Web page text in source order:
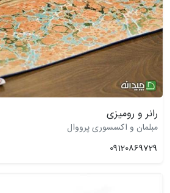
رانر و رومیزی
مبلمان و اکسسوری پرووال
09120869729